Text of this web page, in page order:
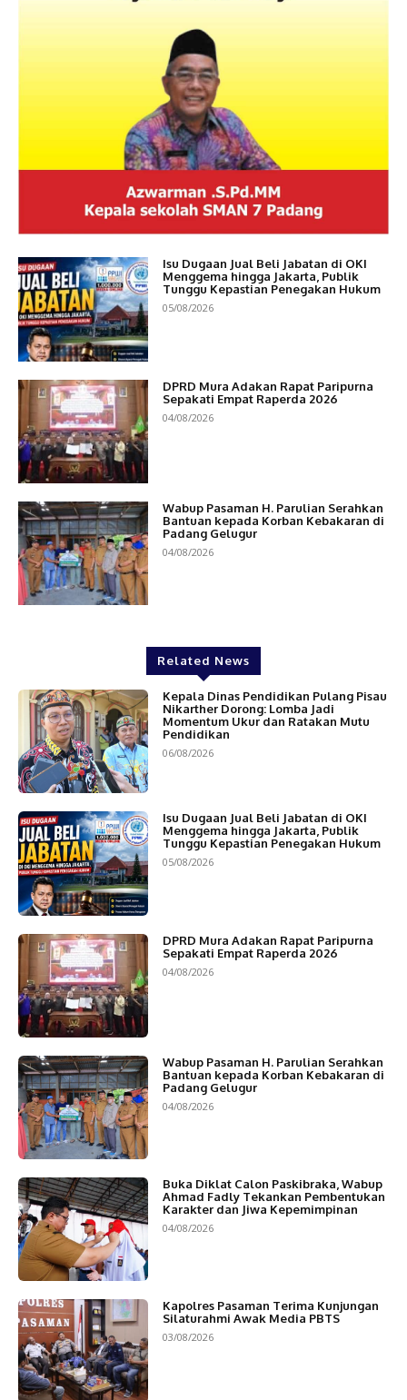
Isu Dugaan Jual Beli Jabatan di OKI
Menggema hingga Jakarta, Publik
Tunggu Kepastian Penegakan Hukum
05/08/2026
DPRD Mura Adakan Rapat Paripurna
Sepakati Empat Raperda 2026
04/08/2026
Wabup Pasaman H. Parulian Serahkan
Bantuan kepada Korban Kebakaran di
Padang Gelugur
04/08/2026
Related News
Kepala Dinas Pendidikan Pulang Pisau
Nikarther Dorong: Lomba Jadi
Momentum Ukur dan Ratakan Mutu
Pendidikan
06/08/2026
Isu Dugaan Jual Beli Jabatan di OKI
Menggema hingga Jakarta, Publik
Tunggu Kepastian Penegakan Hukum
05/08/2026
DPRD Mura Adakan Rapat Paripurna
Sepakati Empat Raperda 2026
04/08/2026
Wabup Pasaman H. Parulian Serahkan
Bantuan kepada Korban Kebakaran di
Padang Gelugur
04/08/2026
Buka Diklat Calon Paskibraka, Wabup
Ahmad Fadly Tekankan Pembentukan
Karakter dan Jiwa Kepemimpinan
04/08/2026
Kapolres Pasaman Terima Kunjungan
Silaturahmi Awak Media PBTS
03/08/2026